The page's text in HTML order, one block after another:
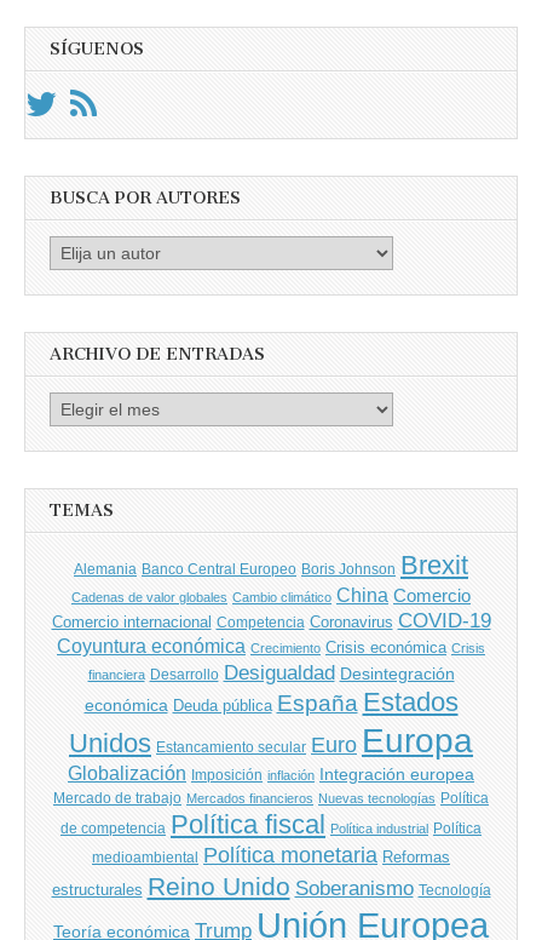
SÍGUENOS
BUSCA POR AUTORES
Busca
ARCHIVO DE ENTRADAS
Archivo
TEMAS
Alemania Banco Central Europeo Boris Johnson Brexit
Cadenas de valor globales Cambio climático China Comercio
Comercio internacional Competencia Coronavirus COVID-19
Coyuntura económica Crecimiento Crisis económica Crisis
financiera Desarrollo Desigualdad Desintegración
económica Deuda pública España Estados
Unidos Estancamiento secular Euro Europa
Globalización Imposición inflación Integración europea
Mercado de trabajo Mercados financieros Nuevas tecnologías Política
de competencia Política fiscal Política industrial
Política
medioambiental Política monetaria Reformas
estructurales Reino Unido Soberanismo Tecnología
Teoría económica Trump Unión Europea